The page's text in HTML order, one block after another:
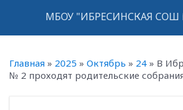
МБОУ "ИБРЕСИНСКАЯ СОШ
Главная » 2025 » Октябрь » 24 » В
№ 2 проходят родительские